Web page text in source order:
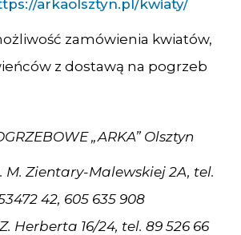
arkaolsztyn.pl/kwiaty/
zamówienia kwiatów,
z dostawą na pogrzeb
„ARKA” Olsztyn
M. Zientary-Malewskiej 2A, tel.
42, 605 635 908
Herberta 16/24, tel. 89 526 66